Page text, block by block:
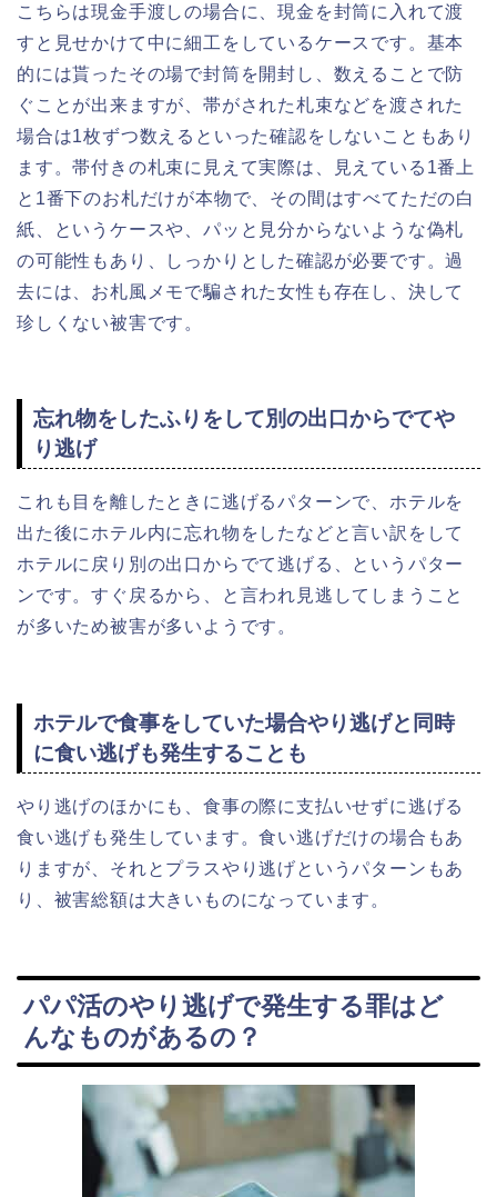
こちらは現金手渡しの場合に、現金を封筒に入れて渡
すと見せかけて中に細工をしているケースです。基本
的には貰ったその場で封筒を開封し、数えることで防
ぐことが出来ますが、帯がされた札束などを渡された
場合は1枚ずつ数えるといった確認をしないこともあり
ます。帯付きの札束に見えて実際は、見えている1番上
と1番下のお札だけが本物で、その間はすべてただの白
紙、というケースや、パッと見分からないような偽札
の可能性もあり、しっかりとした確認が必要です。過
去には、お札風メモで騙された女性も存在し、決して
珍しくない被害です。
忘れ物をしたふりをして別の出口からでてや
り逃げ
これも目を離したときに逃げるパターンで、ホテルを
出た後にホテル内に忘れ物をしたなどと言い訳をして
ホテルに戻り別の出口からでて逃げる、というパター
ンです。すぐ戻るから、と言われ見逃してしまうこと
が多いため被害が多いようです。
ホテルで食事をしていた場合やり逃げと同時
に食い逃げも発生することも
やり逃げのほかにも、食事の際に支払いせずに逃げる
食い逃げも発生しています。食い逃げだけの場合もあ
りますが、それとプラスやり逃げというパターンもあ
り、被害総額は大きいものになっています。
パパ活のやり逃げで発生する罪はど
んなものがあるの？